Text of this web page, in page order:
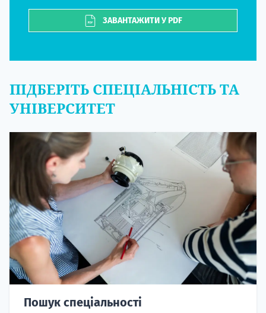
ЗАВАНТАЖИТИ У PDF
ПІДБЕРІТЬ СПЕЦІАЛЬНІСТЬ ТА
УНІВЕРСИТЕТ
Пошук спеціальності